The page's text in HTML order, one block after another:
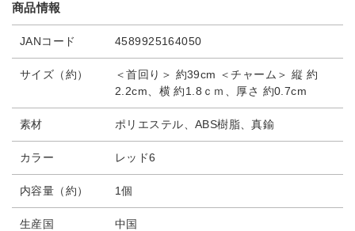
商品情報
JANコード 4589925164050
サイズ（約）
＜首回り＞ 約39cm ＜チャーム＞ 縦 約
2.2cm、横 約1.8ｃｍ、厚さ 約0.7cm
素材 ポリエステル、ABS樹脂、真鍮
カラー レッド6
内容量（約） 1個
生産国 中国